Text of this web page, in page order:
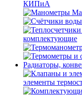
КИПиА
комплектующие
Радиаторы,
элементы